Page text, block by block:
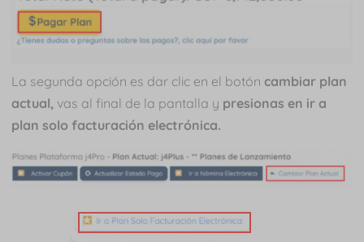
La segunda opción es dar clic en el botón cambiar plan
actual, vas al final de la pantalla y presionas en ir a
plan solo facturación electrónica.